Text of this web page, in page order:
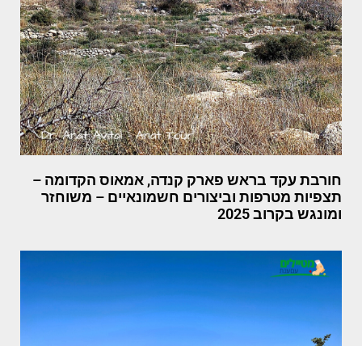
חורבת עקד בראש פארק קנדה, אמאוס הקדומה –
תצפיות מטרפות וביצורים חשמונאיים – משוחזר
ומונגש בקרוב 2025